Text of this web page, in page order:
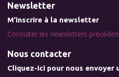
Newsletter
M'inscrire à la newsletter
Consulter les newsletters
Nous contacter
Cliquez-ici pour nous envoyer